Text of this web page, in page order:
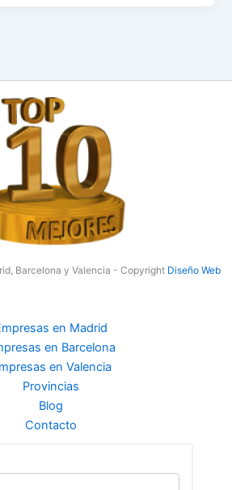
Barcelona y Valencia - Copyright Diseño Web
en Madrid
en Barcelona
en Valencia
Provincias
Blog
Contacto